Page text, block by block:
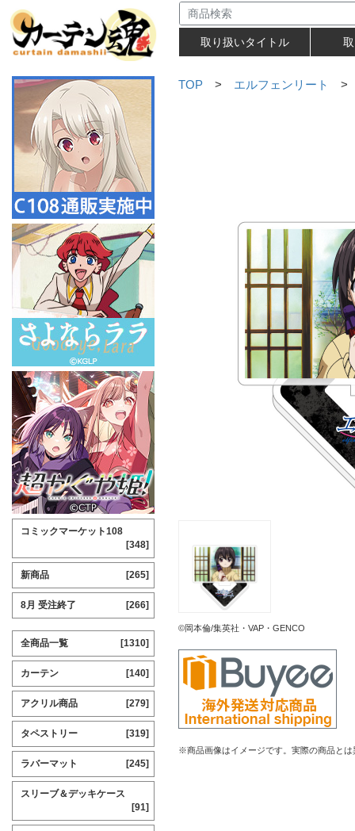
取り扱いタイトル
TOP > エルフェンリート >
©岡本倫/集英社・VAP・GENCO
※商品画像はイメージです。実際の商品と
コミックマーケット108
[348]
新商品 [265]
8月 受注終了 [266]
全商品一覧 [1310]
カーテン [140]
アクリル商品 [279]
タペストリー [319]
ラバーマット [245]
スリーブ＆デッキケース
[91]